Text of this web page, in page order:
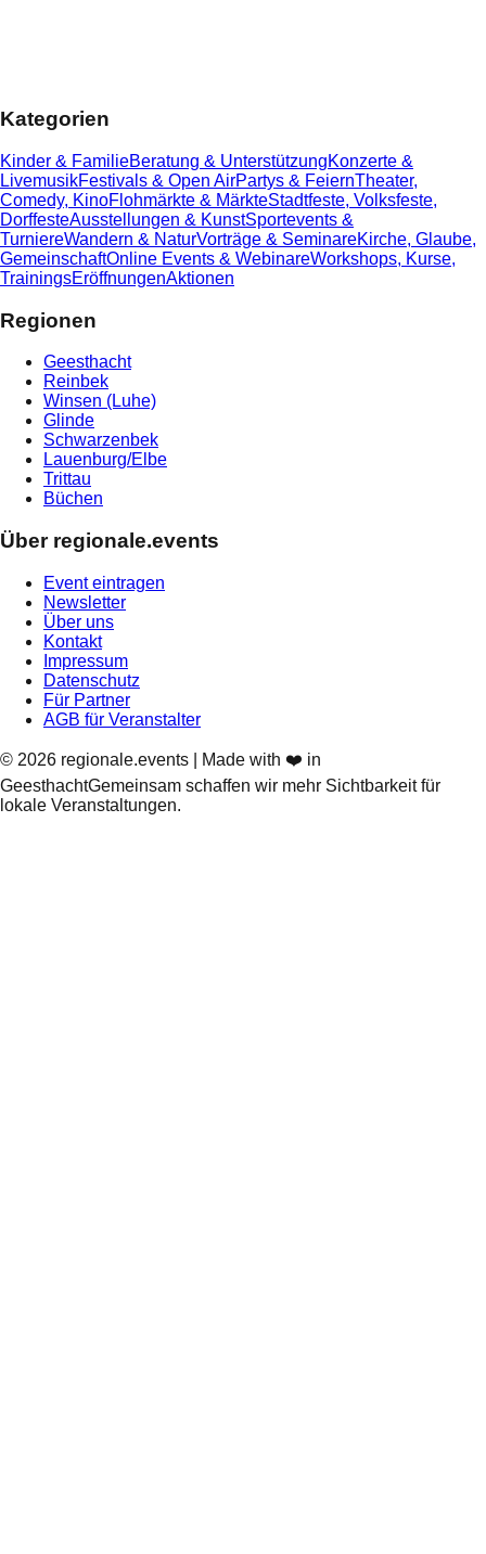
Kategorien
Kinder & FamilieBeratung & UnterstützungKonzerte &
LivemusikFestivals & Open AirPartys & FeiernTheater,
Comedy, KinoFlohmärkte & MärkteStadtfeste, Volksfeste,
DorffesteAusstellungen & KunstSportevents &
TurniereWandern & NaturVorträge & SeminareKirche, Glaube,
GemeinschaftOnline Events & WebinareWorkshops, Kurse,
TrainingsEröffnungenAktionen
Regionen
Geesthacht
Reinbek
Winsen (Luhe)
Glinde
Schwarzenbek
Lauenburg/Elbe
Trittau
Büchen
Über regionale.events
Event eintragen
Newsletter
Über uns
Kontakt
Impressum
Datenschutz
Für Partner
AGB für Veranstalter
© 2026 regionale.events | Made with ❤️ in
GeesthachtGemeinsam schaffen wir mehr Sichtbarkeit für
lokale Veranstaltungen.